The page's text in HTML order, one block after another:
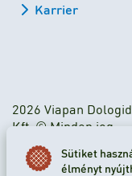
Karrier
2026 Viapan
Kft. © Minden jog
fenntartva.
Sütiket
élményt